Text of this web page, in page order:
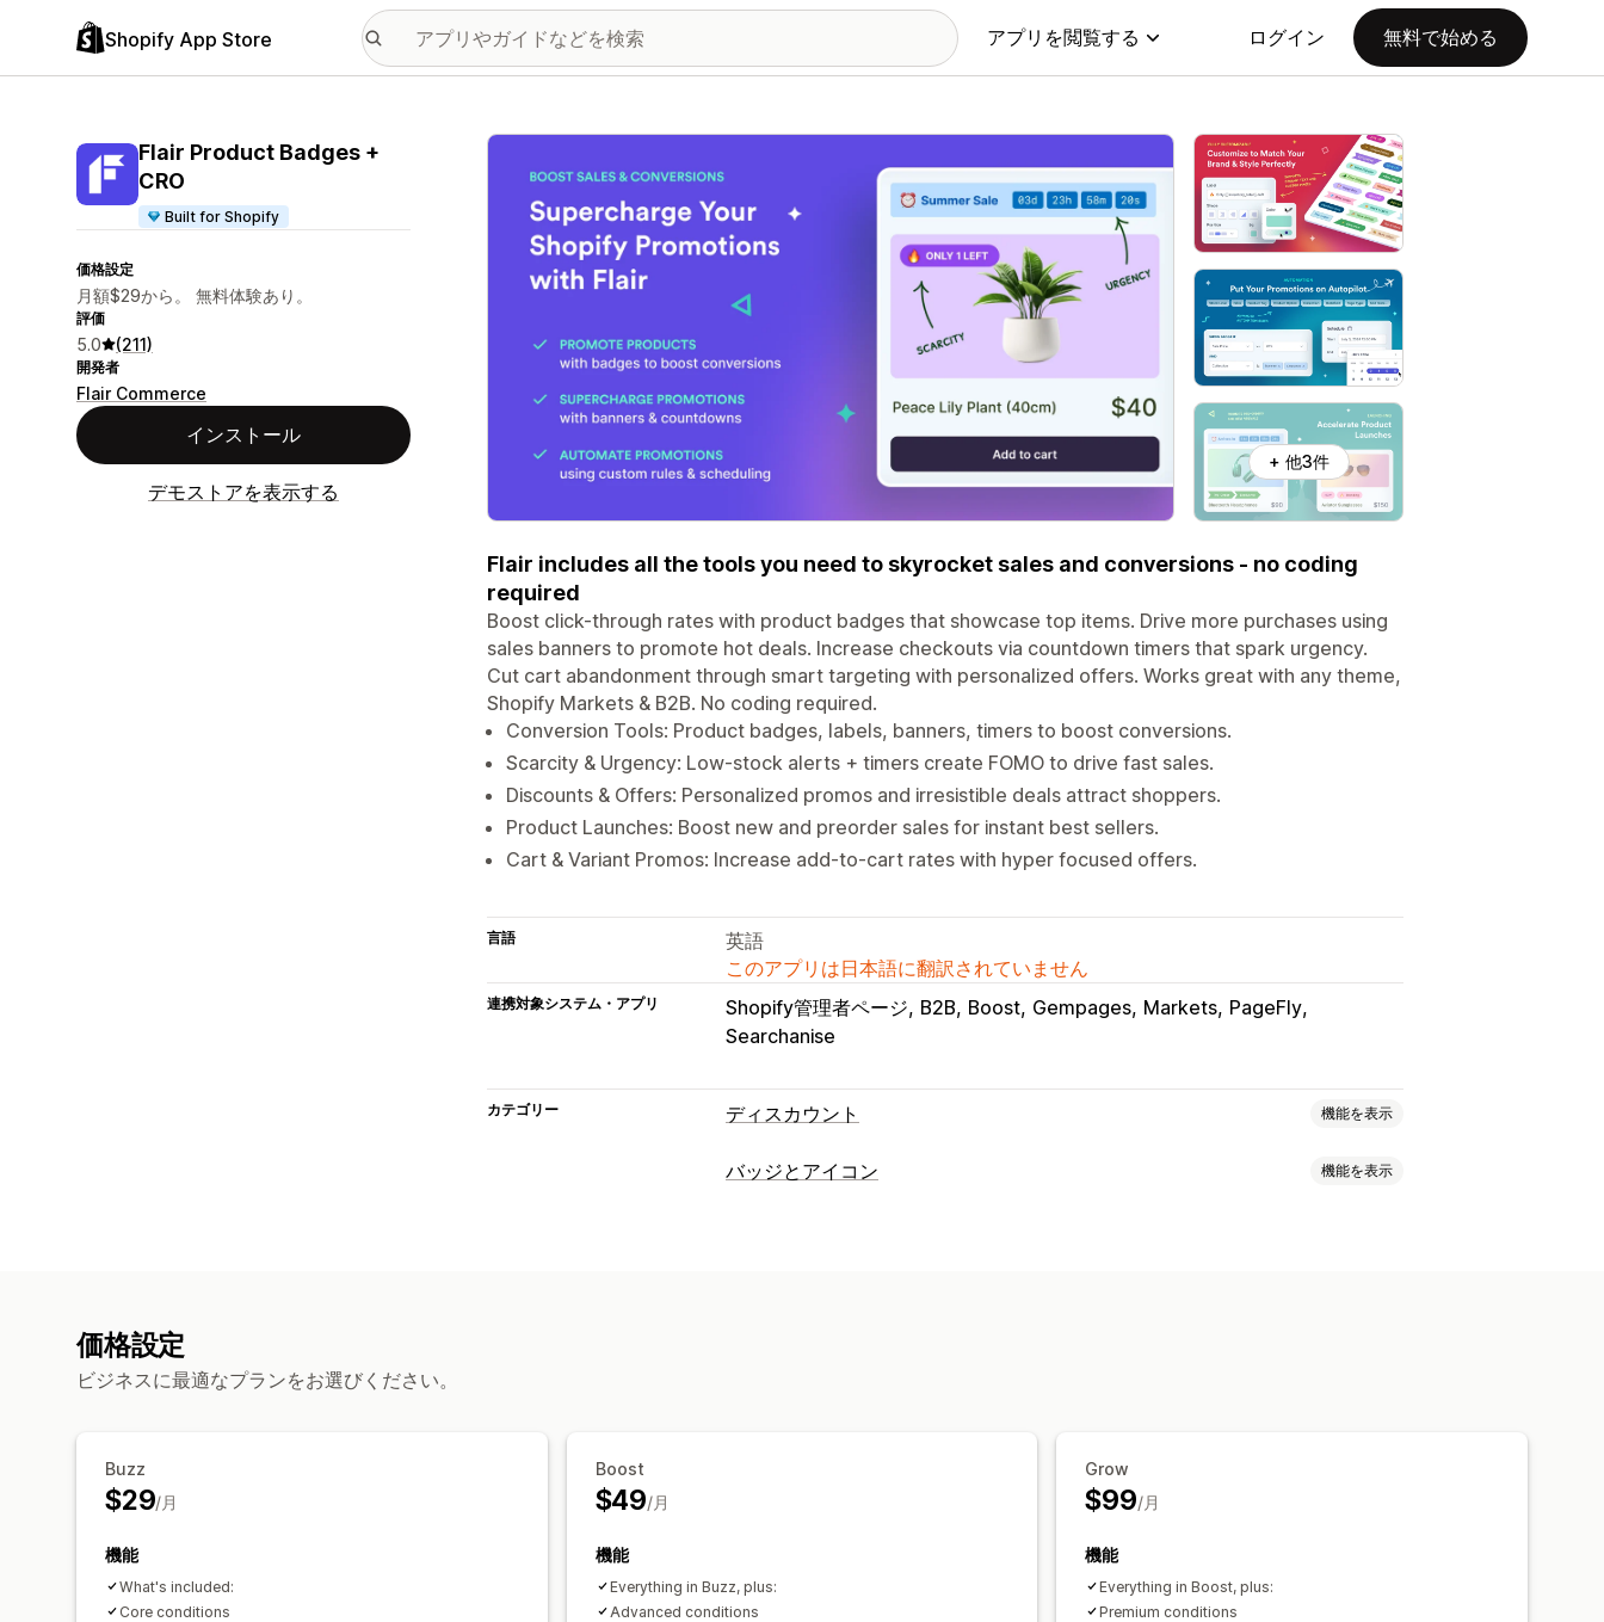
Shopify App Store アプリを閲覧する ログイン 無料で始める
Flair Product Badges +
CRO
Built for Shopify
価格設定
月額$29から。 無料体験あり。
評価
5.0 (211)
開発者
Flair Commerce
インストール
デモストアを表示する
特集の画像ギャラリー
+ 他3件
Flair includes all the tools you need to skyrocket sales and conversions - no coding
required
Boost click-through rates with product badges that showcase top items. Drive more purchases using
sales banners to promote hot deals. Increase checkouts via countdown timers that spark urgency.
Cut cart abandonment through smart targeting with personalized offers. Works great with any theme,
Shopify Markets & B2B. No coding required.
Conversion Tools: Product badges, labels, banners, timers to boost conversions.
Scarcity & Urgency: Low-stock alerts + timers create FOMO to drive fast sales.
Discounts & Offers: Personalized promos and irresistible deals attract shoppers.
Product Launches: Boost new and preorder sales for instant best sellers.
Cart & Variant Promos: Increase add-to-cart rates with hyper focused offers.
言語
英語
このアプリは日本語に翻訳されていません
連携対象システム・アプリ Shopify管理者ページ B2B Boost Gempages Markets PageFly
Searchanise
カテゴリー ディスカウント 機能を表示
ディスカウントの種類
オートメーション セグメンテーション
バッジとアイコン 機能を表示
カスタムページ
ヒーローセクション
検索ページ
価格設定
ビジネスに最適なプランをお選びください。
Buzz
$29/月
機能
What's included:
Core conditions
Boost
$49/月
機能
Everything in Buzz, plus:
Advanced conditions
Grow
$99/月
機能
Everything in Boost, plus:
Premium conditions